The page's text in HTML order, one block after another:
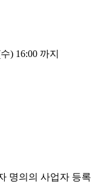
) 16:00 까지
명의의 사업자 등록